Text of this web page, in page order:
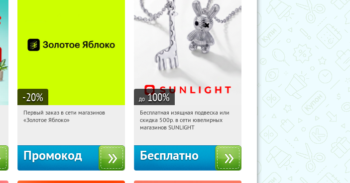
-20%
09:44:55
Получи первым!
Первый заказ в сети магазинов
«Золотое Яблоко»
Промокод
до 100%
09:44:55 Получили:
Россия
Бесплатная изящная подвеска или
скидка 500р. в сети ювелирных
магазинов SUNLIGHT
Бесплатно